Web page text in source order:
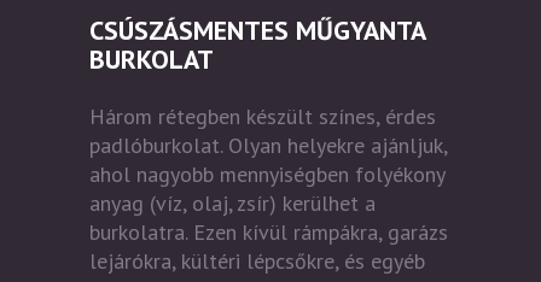
CSÚSZÁSMENTES MŰGYANTA
BURKOLAT
Három rétegben készült színes, érdes
padlóburkolat. Olyan helyekre ajánljuk,
ahol nagyobb mennyiségben folyékony
anyag (víz, olaj, zsír) kerülhet a
burkolatra. Ezen kívül rámpákra, garázs
lejárókra, kültéri lépcsőkre, és egyéb